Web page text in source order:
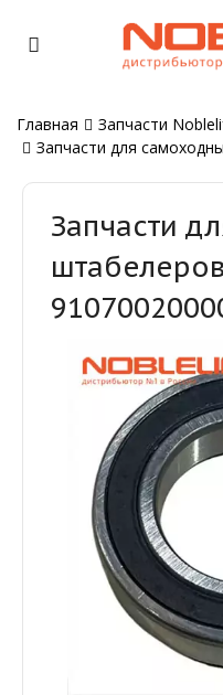
Главная
Запчасти
Запчасти для
Запчасти